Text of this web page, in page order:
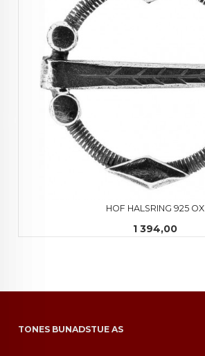
HOF HALSRING 925 OX
Pris
1 394,00
TONES BUNADSTUE AS